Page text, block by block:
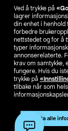
Ved å trykke på
lagrer
din enhet i henhold
forbedre
nettstedet og for å
typer
annonserelaterte.
krav om samtykke,
fungere. Hvis du
trykke på
tilbake når som
Godta alle
Våre selskaper
Privacy statement